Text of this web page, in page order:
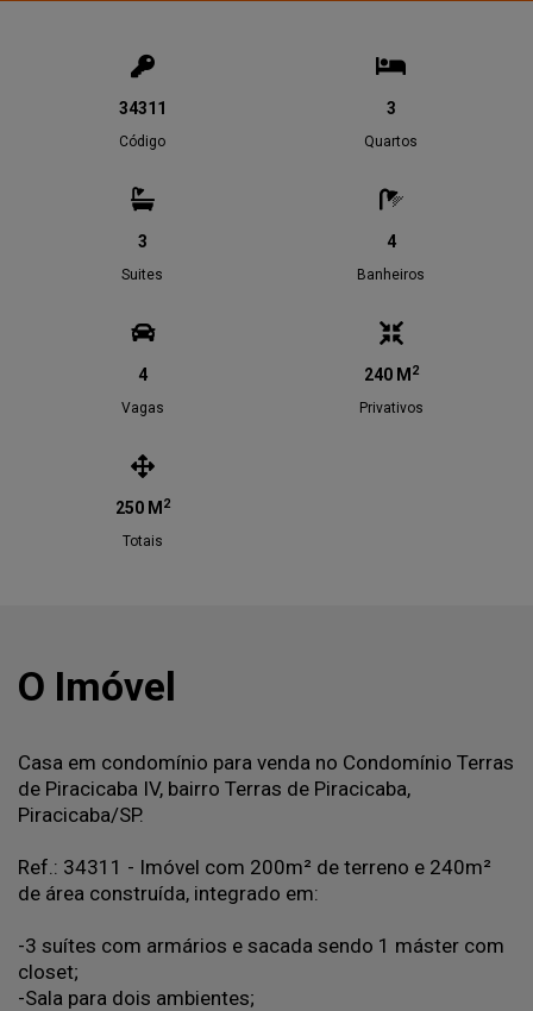
34311
Código
3
Quartos
3
Suites
4
Banheiros
4
Vagas
240 M 2
Privativos
250 M 2
Totais
O Imóvel
Casa em condomínio para venda no Condomínio Terras
de Piracicaba IV, bairro Terras de Piracicaba,
Piracicaba/SP.
Ref.: 34311 - Imóvel com 200m² de terreno e 240m²
de área construída, integrado em:
-3 suítes com armários e sacada sendo 1 máster com
closet;
-Sala para dois ambientes;